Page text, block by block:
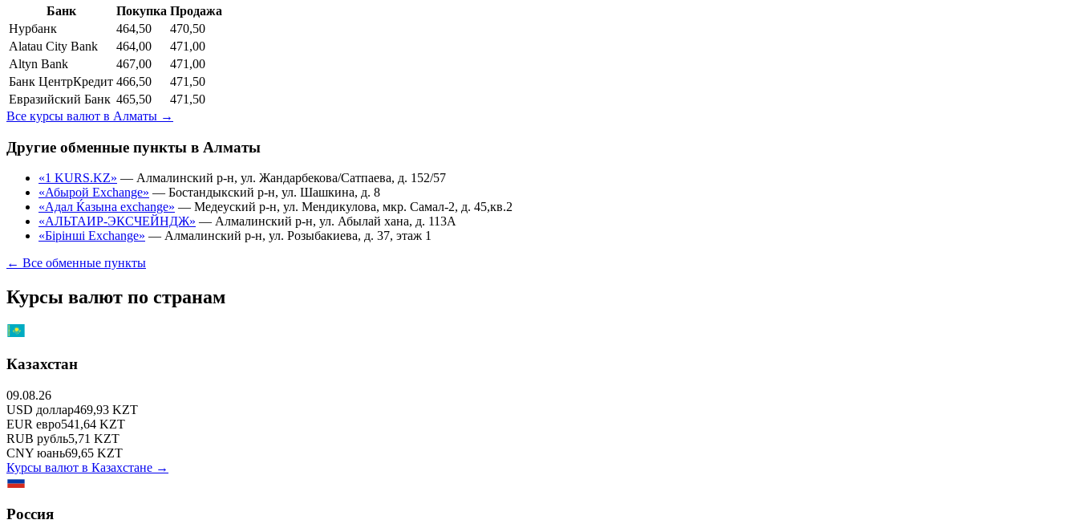
Банк Покупка Продажа
Нурбанк
464,50
470,50
Alatau City Bank
464,00
471,00
Altyn Bank
467,00
471,00
Банк ЦентрКредит 466,50
471,50
Евразийский Банк 465,50
471,50
Все курсы валют в Алматы →
Другие обменные пункты в Алматы
«1 KURS.KZ» — Алмалинский р-н, ул. Жандарбекова/Сатпаева, д. 152/57
«Абырой Exchange» — Бостандыкский р-н, ул. Шашкина, д. 8
«Адал Ќазына exchange» — Медеуский р-н, ул. Мендикулова, мкр. Самал-2, д. 45,кв.2
«АЛЬТАИР-ЭКСЧЕЙНДЖ» — Алмалинский р-н, ул. Абылай хана, д. 113А
«Бірінші Exchange» — Алмалинский р-н, ул. Розыбакиева, д. 37, этаж 1
← Все обменные пункты
Курсы валют по странам
Казахстан
09.08.26
USD доллар469,93 KZT
EUR евро541,64 KZT
RUB рубль5,71 KZT
CNY юань69,65 KZT
Курсы валют в Казахстане →
Россия